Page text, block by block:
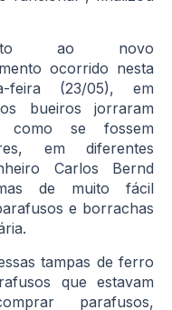
ao novo
ocorrido nesta
feira (23/05), em
bueiros jorraram
como se fossem
em diferentes
Carlos Bernd
de muito fácil
e borrachas
tampas de ferro
que estavam
parafusos,